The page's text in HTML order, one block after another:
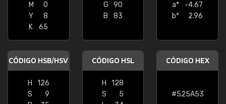
M
0
Y
8
K
65
G
90
B
83
a*
-4.67
b*
2.96
CÓDIGO HSB/HSV
H
126
S
9
CÓDIGO HSL
H
128
S
5
CÓDIGO HEX
#525A53